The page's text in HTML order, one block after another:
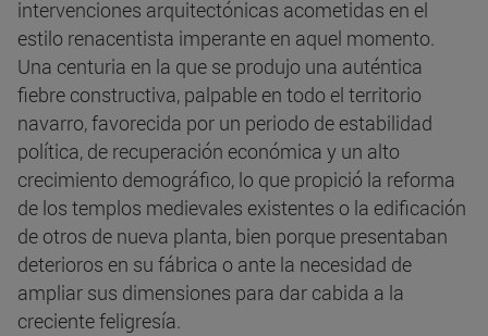
intervenciones arquitectónicas acometidas en el
estilo renacentista imperante en aquel momento.
Una centuria en la que se produjo una auténtica
fiebre constructiva, palpable en todo el territorio
navarro, favorecida por un periodo de estabilidad
política, de recuperación económica y un alto
crecimiento demográfico, lo que propició la reforma
de los templos medievales existentes o la edificación
de otros de nueva planta, bien porque presentaban
deterioros en su fábrica o ante la necesidad de
ampliar sus dimensiones para dar cabida a la
creciente feligresía.